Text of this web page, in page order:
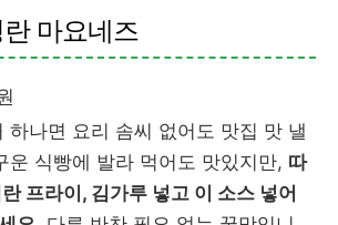
마요네즈
하나면 요리 솜씨 없어도 맛집 맛 낼
운 식빵에 발라 먹어도 맛있지만, 따
프라이, 김가루 넣고 이 소스 넣어